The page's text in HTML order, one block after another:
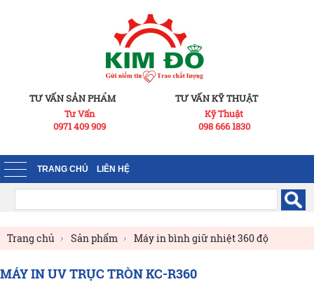
TƯ VẤN SẢN PHẨM
Tư Vấn
0971 409 909
TƯ VẤN KỸ THUẬT
Kỹ Thuật
098 666 1830
TRANG CHỦ LIÊN HỆ
Trang chủ Sản phẩm
Máy in bình giữ nhiệt 360 độ
Máy in UV chuyên in trục tròn
MÁY IN UV TRỤC TRÒN KC-R360